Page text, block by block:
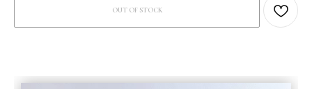
OUT OF STOCK